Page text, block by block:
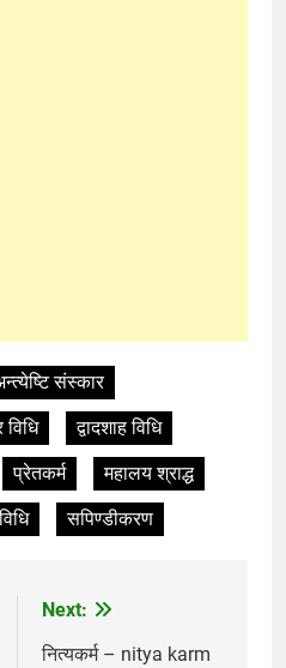
संस्कार
द्वादशाह विधि
प्रेतकर्म
महालय श्राद्ध
सपिण्डीकरण
Next:
नित्यकर्म – nitya karm